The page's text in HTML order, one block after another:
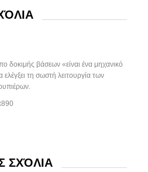
δοκιμής βάσεων «είναι ένα μηχανικό
τη σωστή λειτουργία των
ΣΧΌΛΙΑ